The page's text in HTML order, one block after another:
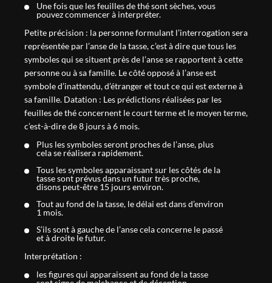
Une fois que les feuilles de thé sont sèches, vous
pouvez commencer à interpréter.
Petite précision : la personne formulant l’interrogation sera
représentée par l’anse de la tasse, c’est à dire que tous les
symboles qui se situent près de l’anse se rapportent à cette
personne ou à sa famille. Le côté opposé à l’anse est
symbole d’inattendu, d’étranger et tout ce qui est externe à
sa famille. Datation : Les prédictions réalisées par les
feuilles de thé concernent le court terme et le moyen terme,
c’est-à-dire de 8 jours à 6 mois.
Plus les symboles seront proches de l’anse, plus
cela se réalisera rapidement.
Tous les symboles apparaissant sur les côtés de la
tasse sont prévus dans un futur très proche,
disons peut-être 15 jours environ.
Tout au fond de la tasse, le délai est dans d’environ
1 mois.
S’ils sont à gauche de l’anse cela concerne le passé
et à droite le futur.
Interprétation :
les figures qui apparaissent au fond de la tasse